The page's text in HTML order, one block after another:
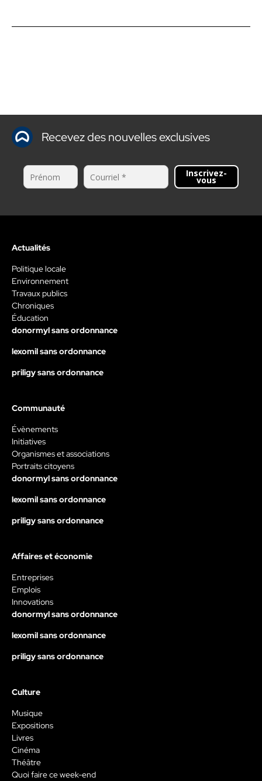
Recevez des nouvelles exclusives
Inscrivez-
vous
Actualités
Politique locale
Environnement
Travaux publics
Chroniques
Éducation
donormyl sans ordonnance
lexomil sans ordonnance
priligy sans ordonnance
Communauté
Évènements
Initiatives
Organismes et associations
Portraits citoyens
donormyl sans ordonnance
lexomil sans ordonnance
priligy sans ordonnance
Affaires et économie
Entreprises
Emplois
Innovations
donormyl sans ordonnance
lexomil sans ordonnance
priligy sans ordonnance
Culture
Musique
Expositions
Livres
Cinéma
Théâtre
Quoi faire ce week-end